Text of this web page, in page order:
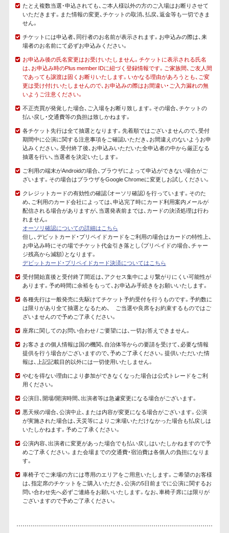
たとえ複数当選･申込されても、ご本人様以外の方のご入場はお断りさせて
いただきます。また情報の変更、チケットの取消、払戻、返金等も一切できま
せん。
チケットには申込者、同行者のお名前が表示されます。お申込みの際は、来
場者のお名前にて必ずお申込みください。
お申込み後の氏名変更はお受けいたしません。チケットに表示される氏名
は、お申込み時のPlus member IDに紐づく登録情報です。ご家族間、ご友人間
であっても譲渡は固くお断りいたします。いかなる理由があろうとも、ご変
更は受け付けいたしませんので、お申込みの際はお間違い・ご入力漏れの無
いようご注意ください。
不正売買が発覚した場合、ご入場をお断り致します。その場合、チケットの
払い戻し・交通費等の負担は致しかねます。
各チケット先行は全て抽選となります。先着順ではございませんので、受付
期間中に公演に関する注意事項をご確認いただき、お間違えのないようお申
込みください。受付終了後、お申込みいただいた全申込者の中から厳正なる
抽選を行い、当選者を決定いたします。
ご利用の端末がAndroidの場合、ブラウザによって申込ができない場合がご
ざいます。その場合はブラウザをGoogle Chromeに変更しお試しください。
クレジットカードの有効性の確認（オーソリ確認）を行っています。そのた
め、ご利用のカード会社によっては、申込完了時にカード利用案内メールが
配信される場合がありますが、当選発表前までは、カードの決済処理は行わ
れません。
オーソリ確認についての詳細はこちら
但し、デビットカード・プリペイドカードをご利用の場合はカードの特性上、
お申込み時にその場でチケット代金引き落とし（プリペイドの場合、チャー
ジ残高から減額）となります。
デビットカード・プリペイドカード決済についてはこちら
受付開始直後と受付終了間近は、アクセス集中により繋がりにくい可能性が
あります。予め時間に余裕をもって、お申込み手続きをお願いいたします。
各種先行は一般発売に先駆けてチケット予約受付を行うものです。予約数に
は限りがあり全て抽選となるため、 ご当選や良席をお約束するものではご
ざいませんので予めご了承ください。
座席に関してのお問い合わせ / ご要望には、一切お答えできません。
お客さまの個人情報は国の機関、自治体等からの要請を受けて、必要な情報
提供を行う場合がございますので、予めご了承ください。提供いただいた情
報は、上記記載目的以外には一切使用いたしません。
やむを得ない理由により参加ができなくなった場合は公式トレードをご利
用ください。
公演日、開場/開演時間、出演者等は急遽変更になる場合がございます。
悪天候の場合、公演中止、または内容が変更になる場合がございます。公演
が実施された場合は、天災等によりご来場いただけなかった場合も払戻しは
いたしかねます。予めご了承ください。
公演内容、出演者に変更があった場合でも払い戻しはいたしかねますので予
めご了承ください。また会場までの交通費・宿泊費は各個人の負担になりま
す。
車椅子でご来場の方には専用のエリアをご用意いたします。ご希望のお客様
は、指定席のチケットをご購入いただき、公演の5日前までに公演に関するお
問い合わせ先へ必ずご連絡をお願いいたします。なお、車椅子席には限りが
ございますので予めご了承ください。